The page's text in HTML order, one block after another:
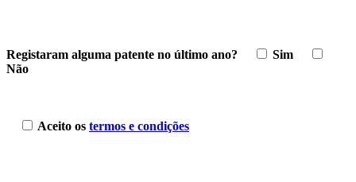
Registaram alguma patente no último ano?
Sim
Não
Aceito os termos e condições